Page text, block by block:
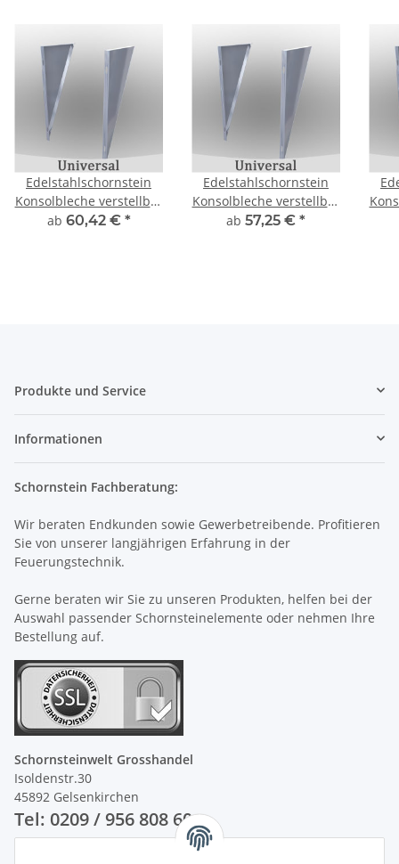
Edelstahlschornstein
Konsolbleche verstellbar
- 220 mm
ab 60,42 € *
Edelstahlschornstein
Konsolbleche verstellbar
- 150 mm
ab 57,25 € *
Produkte und Service
Informationen
Schornstein Fachberatung:
Wir beraten Endkunden sowie Gewerbetreibende. Profitieren
Sie von unserer langjährigen Erfahrung in der
Feuerungstechnik.
Gerne beraten wir Sie zu unseren Produkten, helfen bei der
Auswahl passender Schornsteinelemente oder nehmen Ihre
Bestellung auf.
Schornsteinwelt Grosshandel
Isoldenstr.30
45892 Gelsenkirchen
Tel: 0209 / 956 808 60